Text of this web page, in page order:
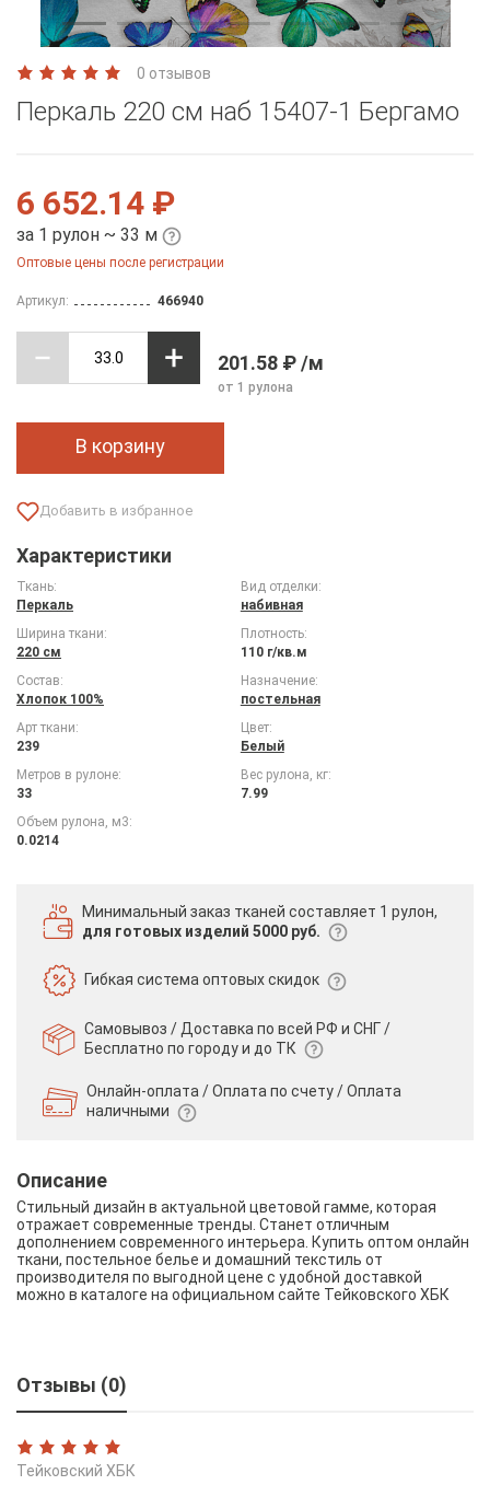
0 отзывов
Перкаль 220 см наб 15407-1 Бергамо
6 652.14 ₽
за 1 рулон ~ 33 м
Оптовые цены после регистрации
Артикул: 466940
201.58 ₽ /м
от 1 рулона
В корзину
Характеристики
Ткань:
Перкаль
Вид отделки:
набивная
Ширина ткани:
220 см
Плотность:
110 г/кв.м
Состав:
Хлопок 100%
Назначение:
постельная
Арт ткани:
239
Цвет:
Белый
Метров в рулоне:
33
Вес рулона, кг:
7.99
Объем рулона, м3:
0.0214
Минимальный заказ тканей составляет 1 рулон,
для готовых изделий 5000 руб.
Гибкая системаоптовых скидок
Самовывоз / Доставка по всей РФ и СНГ /
Бесплатно по городу и до ТК
Онлайн-оплата / Оплата по счету /Оплата
наличными
Описание
Стильный дизайн в актуальной цветовой гамме, которая
отражает современные тренды. Станет отличным
дополнением современного интерьера. Купить оптом онлайн
ткани, постельное белье и домашний текстиль от
производителя по выгодной цене с удобной доставкой
можно в каталоге на официальном сайте Тейковского ХБК
Отзывы (0)
Тейковский ХБК